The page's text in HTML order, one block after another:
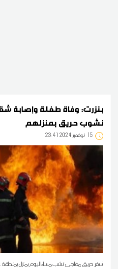
بنزرت: وفاة طفلة وإصابة
نشوب حريق بمنزلهم
15 23:41 2024 نوفمبر
أسفر حريق مفاجئ نشب مساء اليوم بمنزل